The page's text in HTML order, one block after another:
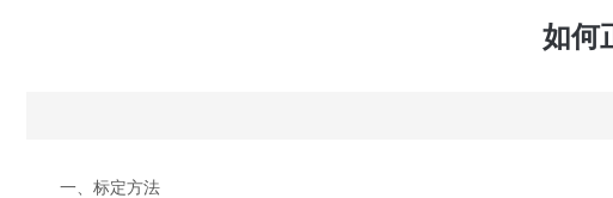
如何
一、标定方法